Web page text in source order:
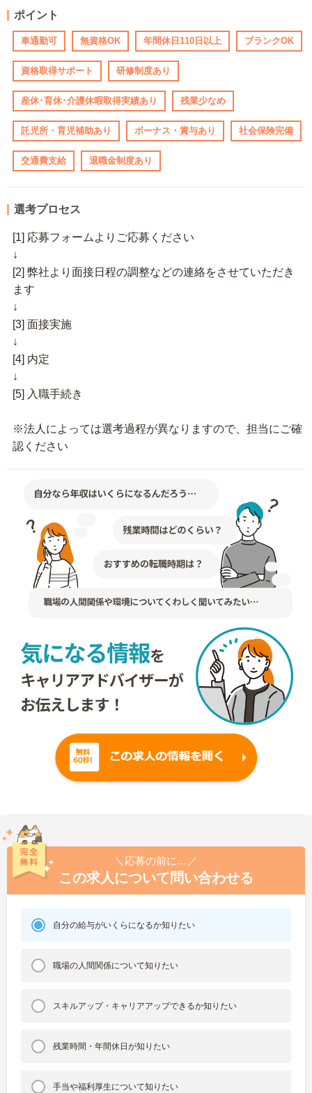
ポイント
車通勤可 無資格OK 年間休日110日以上 ブランクOK
資格取得サポート 研修制度あり
産休･育休･介護休暇取得実績あり 残業少なめ
託児所・育児補助あり ボーナス・賞与あり 社会保険完備
交通費支給 退職金制度あり
選考プロセス
[1] 応募フォームよりご応募ください
↓
[2] 弊社より面接日程の調整などの連絡をさせていただき
ます
↓
[3] 面接実施
↓
[4] 内定
↓
[5] 入職手続き
※法人によっては選考過程が異なりますので、担当にご確
認ください
＼応募の前に…／
この求人について問い合わせる
自分の給与がいくらになるか知りたい
職場の人間関係について知りたい
スキルアップ・キャリアアップできるか知りたい
残業時間・年間休日が知りたい
手当や福利厚生について知りたい